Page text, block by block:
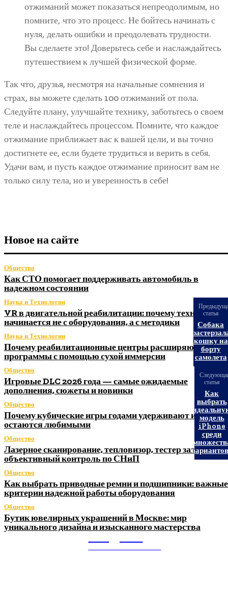
отжиманий может показаться непреодолимым, но
помните, что это процесс. Не бойтесь начинать с
нуля, делать ошибки и преодолевать трудности.
Вы сделаете это! Доверьтесь себе и наслаждайтесь
путешествием к лучшей физической форме.
Так что, друзья, несмотря на начальные сомнения и
страх, вы можете сделать 100 отжиманий от пола.
Следуйте плану, улучшайте технику, заботьтесь о своем
теле и наслаждайтесь процессом. Помните, что каждое
отжимание приближает вас к вашей цели, и вы точно
достигнете ее, если будете трудиться и верить в себя.
Удачи вам, и пусть каждое отжимание приносит вам не
только силу тела, но и уверенность в себе!
Новое на сайте
Общество
Как СТО помогает поддерживать автомобиль в
надежном состоянии
Наука и Технологии
VR в двигательной реабилитации: почему технология
начинается не с оборудования, а с методики
Наука и Технологии
Почему реабилитационные центры расширяют
программы с помощью сухой иммерсии
Общество
Игровые DLC 2026 года — самые ожидаемые
дополнения, сюжеты и новинки
Общество
Почему кубические игры годами удерживают игроков
остаются любимыми
Общество
Лазерное сканирование, тепловизор, тестер
объективный контроль по СНиП
Общество
Как выбрать приводные ремни и подшипники: важные
критерии надежной работы оборудования
Общество
Бутик ювелирных украшений в Москве: мир
уникального дизайна и изысканного мастерства
статья
Собака
кошку на
борту
самолета
статья
Как
выбрать
модель
iPhone
среди